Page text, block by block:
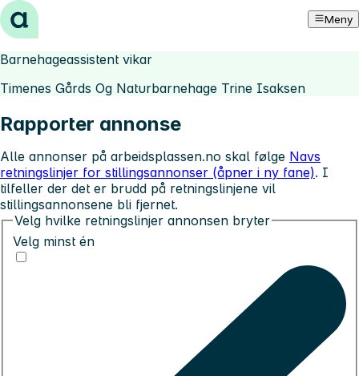
Hopp til innhold Meny
Barnehageassistent vikar
Timenes Gårds Og Naturbarnehage Trine Isaksen
Rapporter annonse
Alle annonser på arbeidsplassen.no skal følge Navs
retningslinjer for stillingsannonser (åpner i ny fane). I
tilfeller der det er brudd på retningslinjene vil
stillingsannonsene bli fjernet.
Velg hvilke retningslinjer annonsen bryter
Velg minst én